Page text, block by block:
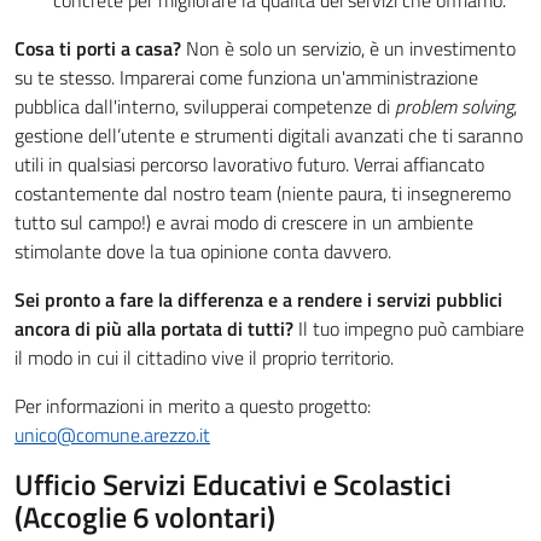
Cosa ti porti a casa? Non è solo un servizio, è un investimento
su te stesso. Imparerai come funziona un'amministrazione
pubblica dall'interno, svilupperai competenze di problem solving,
gestione dell’utente e strumenti digitali avanzati che ti saranno
utili in qualsiasi percorso lavorativo futuro. Verrai affiancato
costantemente dal nostro team (niente paura, ti insegneremo
tutto sul campo!) e avrai modo di crescere in un ambiente
stimolante dove la tua opinione conta davvero.
Sei pronto a fare la differenza e a rendere i servizi pubblici
ancora di più alla portata di tutti? Il tuo impegno può cambiare
il modo in cui il cittadino vive il proprio territorio.
Per informazioni in merito a questo progetto:
unico@comune.arezzo.it
Ufficio Servizi Educativi e Scolastici
(Accoglie 6 volontari)